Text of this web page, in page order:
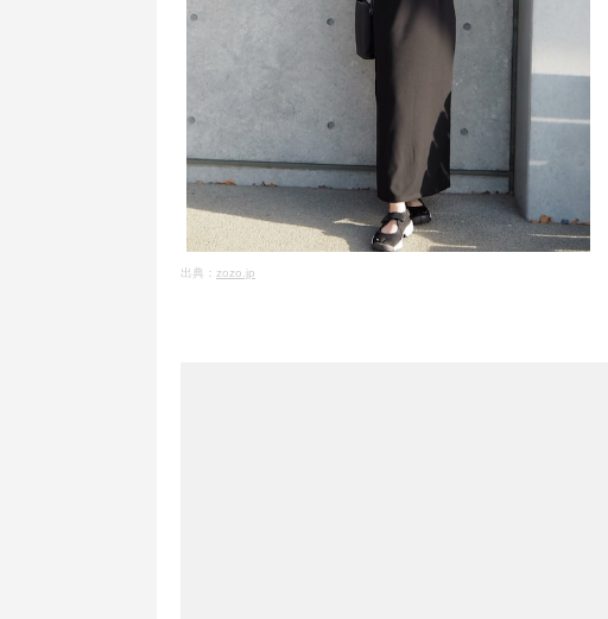
出典： zozo.jp